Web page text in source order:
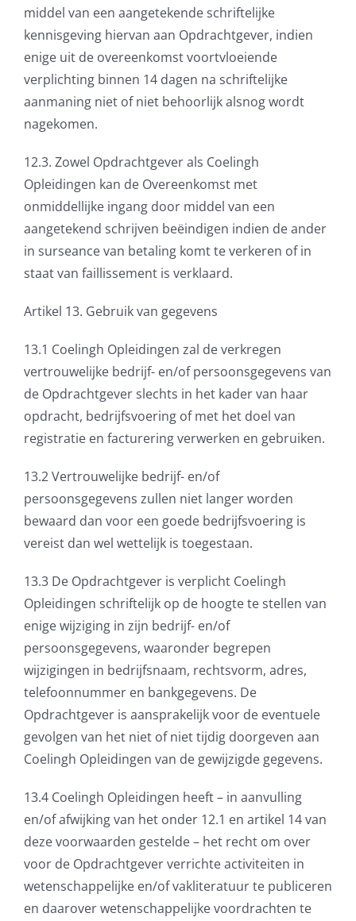
middel van een aangetekende schriftelijke
kennisgeving hiervan aan Opdrachtgever, indien
enige uit de overeenkomst voortvloeiende
verplichting binnen 14 dagen na schriftelijke
aanmaning niet of niet behoorlijk alsnog wordt
nagekomen.
12.3. Zowel Opdrachtgever als Coelingh
Opleidingen kan de Overeenkomst met
onmiddellijke ingang door middel van een
aangetekend schrijven beëindigen indien de ander
in surseance van betaling komt te verkeren of in
staat van faillissement is verklaard.
Artikel 13. Gebruik van gegevens
13.1 Coelingh Opleidingen zal de verkregen
vertrouwelijke bedrijf- en/of persoonsgegevens van
de Opdrachtgever slechts in het kader van haar
opdracht, bedrijfsvoering of met het doel van
registratie en facturering verwerken en gebruiken.
13.2 Vertrouwelijke bedrijf- en/of
persoonsgegevens zullen niet langer worden
bewaard dan voor een goede bedrijfsvoering is
vereist dan wel wettelijk is toegestaan.
13.3 De Opdrachtgever is verplicht Coelingh
Opleidingen schriftelijk op de hoogte te stellen van
enige wijziging in zijn bedrijf- en/of
persoonsgegevens, waaronder begrepen
wijzigingen in bedrijfsnaam, rechtsvorm, adres,
telefoonnummer en bankgegevens. De
Opdrachtgever is aansprakelijk voor de eventuele
gevolgen van het niet of niet tijdig doorgeven aan
Coelingh Opleidingen van de gewijzigde gegevens.
13.4 Coelingh Opleidingen heeft – in aanvulling
en/of afwijking van het onder 12.1 en artikel 14 van
deze voorwaarden gestelde – het recht om over
voor de Opdrachtgever verrichte activiteiten in
wetenschappelijke en/of vakliteratuur te publiceren
en daarover wetenschappelijke voordrachten te